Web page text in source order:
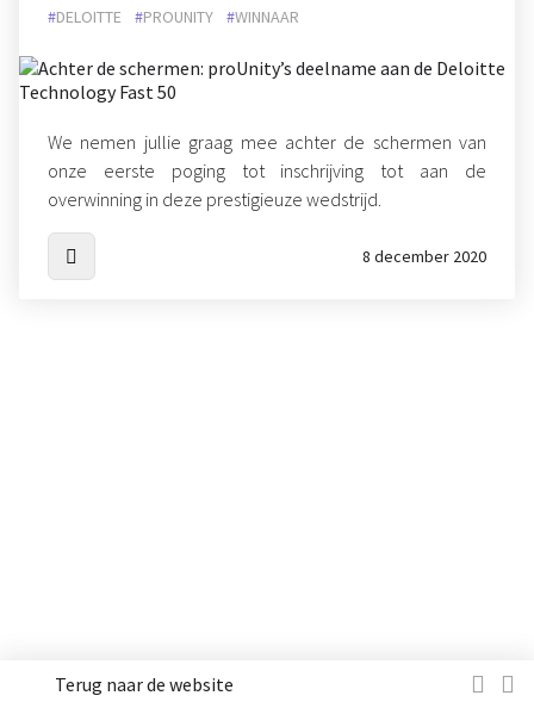
DELOITTE PROUNITY WINNAAR
We nemen jullie graag mee achter de schermen van
onze eerste poging tot inschrijving tot aan de
overwinning in deze prestigieuze wedstrijd.
8 december 2020
Terug naar de website